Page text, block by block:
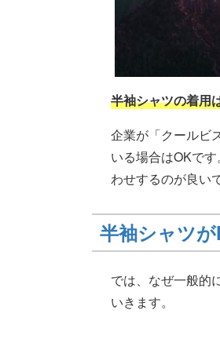
半袖シャツの着用
企業が「クールビ
いる場合はOKで
わせするのが良い
半袖シャツ
では、なぜ一般的
いきます。